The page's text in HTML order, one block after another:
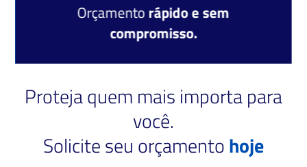
Orçamentorápido e sem
compromisso.
Proteja quem mais importa para
você.
Solicite seu orçamentohoje